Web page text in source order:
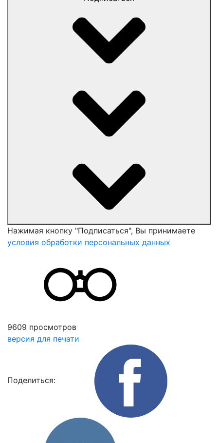
Нажимая кнопку "Подписаться", Вы принимаете
условия обработки персональных данных
9609 просмотров
версия для печати
Поделиться: